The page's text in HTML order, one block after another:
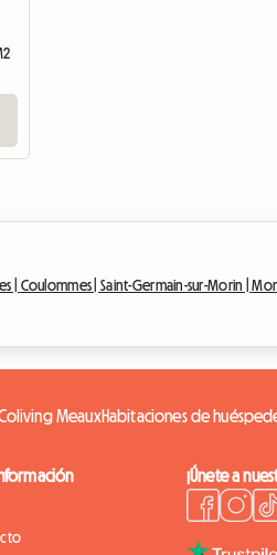
| Coulommes | Saint-Germain-sur-Morin |
MeauxHabitaciones de
¡Únete a